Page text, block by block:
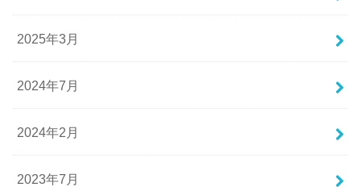
2025年3月
2024年7月
2024年2月
2023年7月